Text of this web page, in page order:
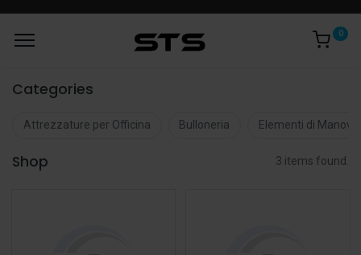
0
Categories
Attrezzature per Officina Bulloneria Elementi di
Shop 3 items found.